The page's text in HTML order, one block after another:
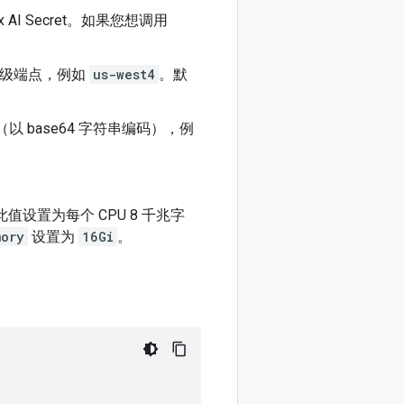
AI Secret。如果您想调用
端点，例如 us-west4 。默
base64 字符串编码），例
设置为每个 CPU 8 千兆字
设置为 16Gi 。